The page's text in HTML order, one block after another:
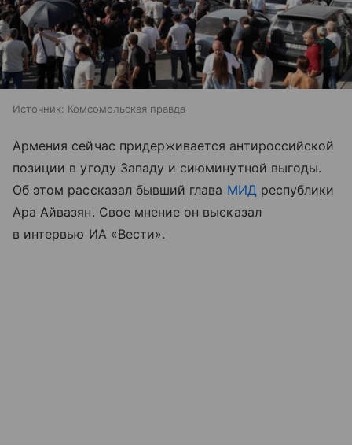
Источник: Комсомольская правда
Армения сейчас придерживается антироссийской
позиции в угоду Западу и сиюминутной выгоды.
Об этом рассказал бывший глава МИДреспублики
Ара Айвазян. Свое мнение он высказал
в интервью ИА «Вести».